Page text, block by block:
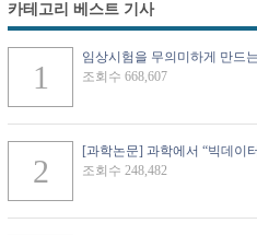
카테고리 베스트 기사
임상시험을 무의미하게 만드
조회수 668,607
[과학논문] 과학에서 “빅데이
조회수 248,482